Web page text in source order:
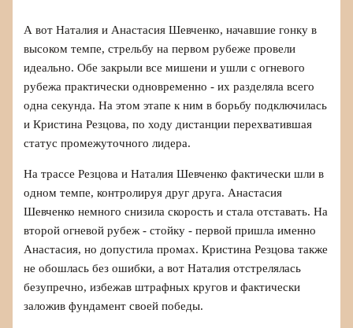
А вот Наталия и Анастасия Шевченко, начавшие гонку в
высоком темпе, стрельбу на первом рубеже провели
идеально. Обе закрыли все мишени и ушли с огневого
рубежа практически одновременно - их разделяла всего
одна секунда. На этом этапе к ним в борьбу подключилась
и Кристина Резцова, по ходу дистанции перехватившая
статус промежуточного лидера.
На трассе Резцова и Наталия Шевченко фактически шли в
одном темпе, контролируя друг друга. Анастасия
Шевченко немного снизила скорость и стала отставать. На
второй огневой рубеж - стойку - первой пришла именно
Анастасия, но допустила промах. Кристина Резцова также
не обошлась без ошибки, а вот Наталия отстрелялась
безупречно, избежав штрафных кругов и фактически
заложив фундамент своей победы.